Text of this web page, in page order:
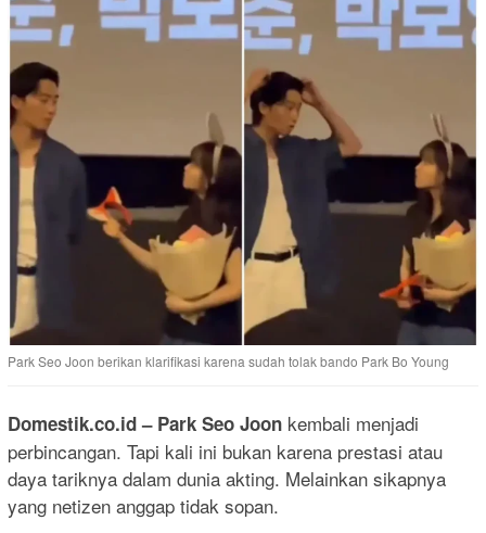
Park Seo Joon berikan klarifikasi karena sudah tolak bando Park Bo Young
Domestik.co.id – Park Seo Joon kembali menjadi
perbincangan. Tapi kali ini bukan karena prestasi atau
daya tariknya dalam dunia akting. Melainkan sikapnya
yang netizen anggap tidak sopan.